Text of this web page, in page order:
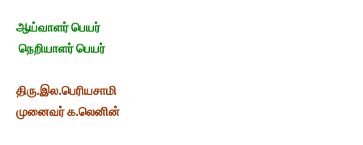
ஆய்வாளர் பெயர்
நெறியாளர் பெயர்
திரு.இல.பெரியசாமி
முனைவர் க.லெனின்